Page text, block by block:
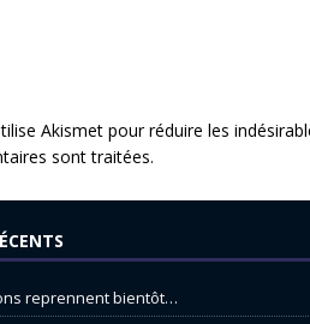
Akismet pour réduire les
sont traitées.
reprennent bientôt…